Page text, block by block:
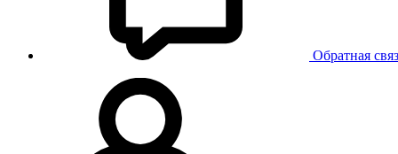
Обратная